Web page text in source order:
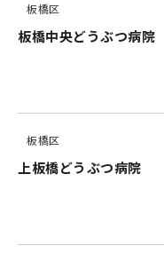
板橋区
板橋中央どうぶつ病院
板橋区
上板橋どうぶつ病院